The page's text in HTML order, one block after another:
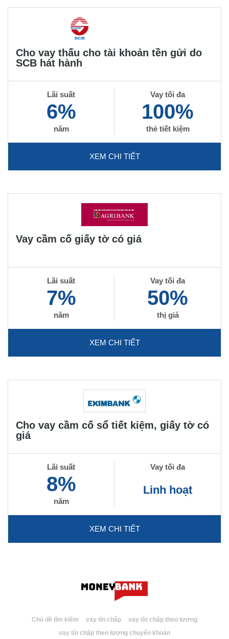
Cho vay thấu cho tài khoản tền gửi do
SCB hát hành
Lãi suất
6%
năm
Vay tối đa
100%
thẻ tiết kiệm
XEM CHI TIẾT
Vay cầm cố giấy tờ có giá
Lãi suất
7%
năm
Vay tối đa
50%
thị giá
XEM CHI TIẾT
Cho vay cầm cố sổ tiết kiệm, giấy tờ có
giá
Lãi suất
8%
năm
Vay tối đa
Linh hoạt
XEM CHI TIẾT
Chủ đề tìm kiếm vay tín chấp
vay tín chấp theo lương
vay tín chấp theo lương chuyển khoản